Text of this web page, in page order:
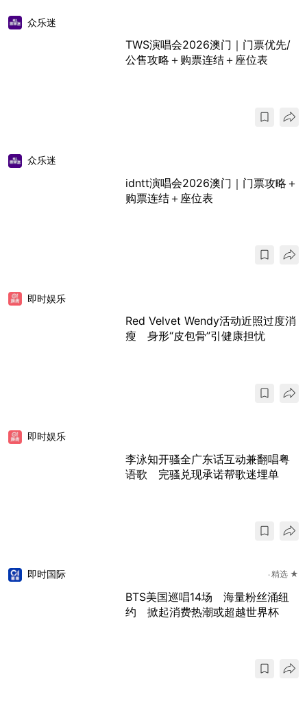
众乐迷
TWS演唱会2026澳门｜门票优先/
公售攻略＋购票连结＋座位表
众乐迷
idntt演唱会2026澳门｜门票攻略＋
购票连结＋座位表
即时娱乐
Red Velvet Wendy活动近照过度消
瘦 身形“皮包骨”引健康担忧
即时娱乐
李泳知开骚全广东话互动兼翻唱粤
语歌 完骚兑现承诺帮歌迷埋单
即时国际 精选 ★
BTS美国巡唱14场 海量粉丝涌纽
约 掀起消费热潮或超越世界杯